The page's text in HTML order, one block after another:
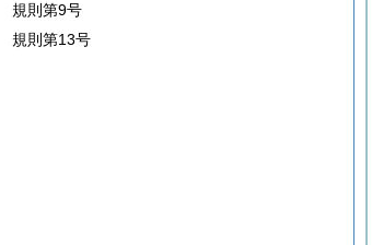
規則第9号
規則第13号